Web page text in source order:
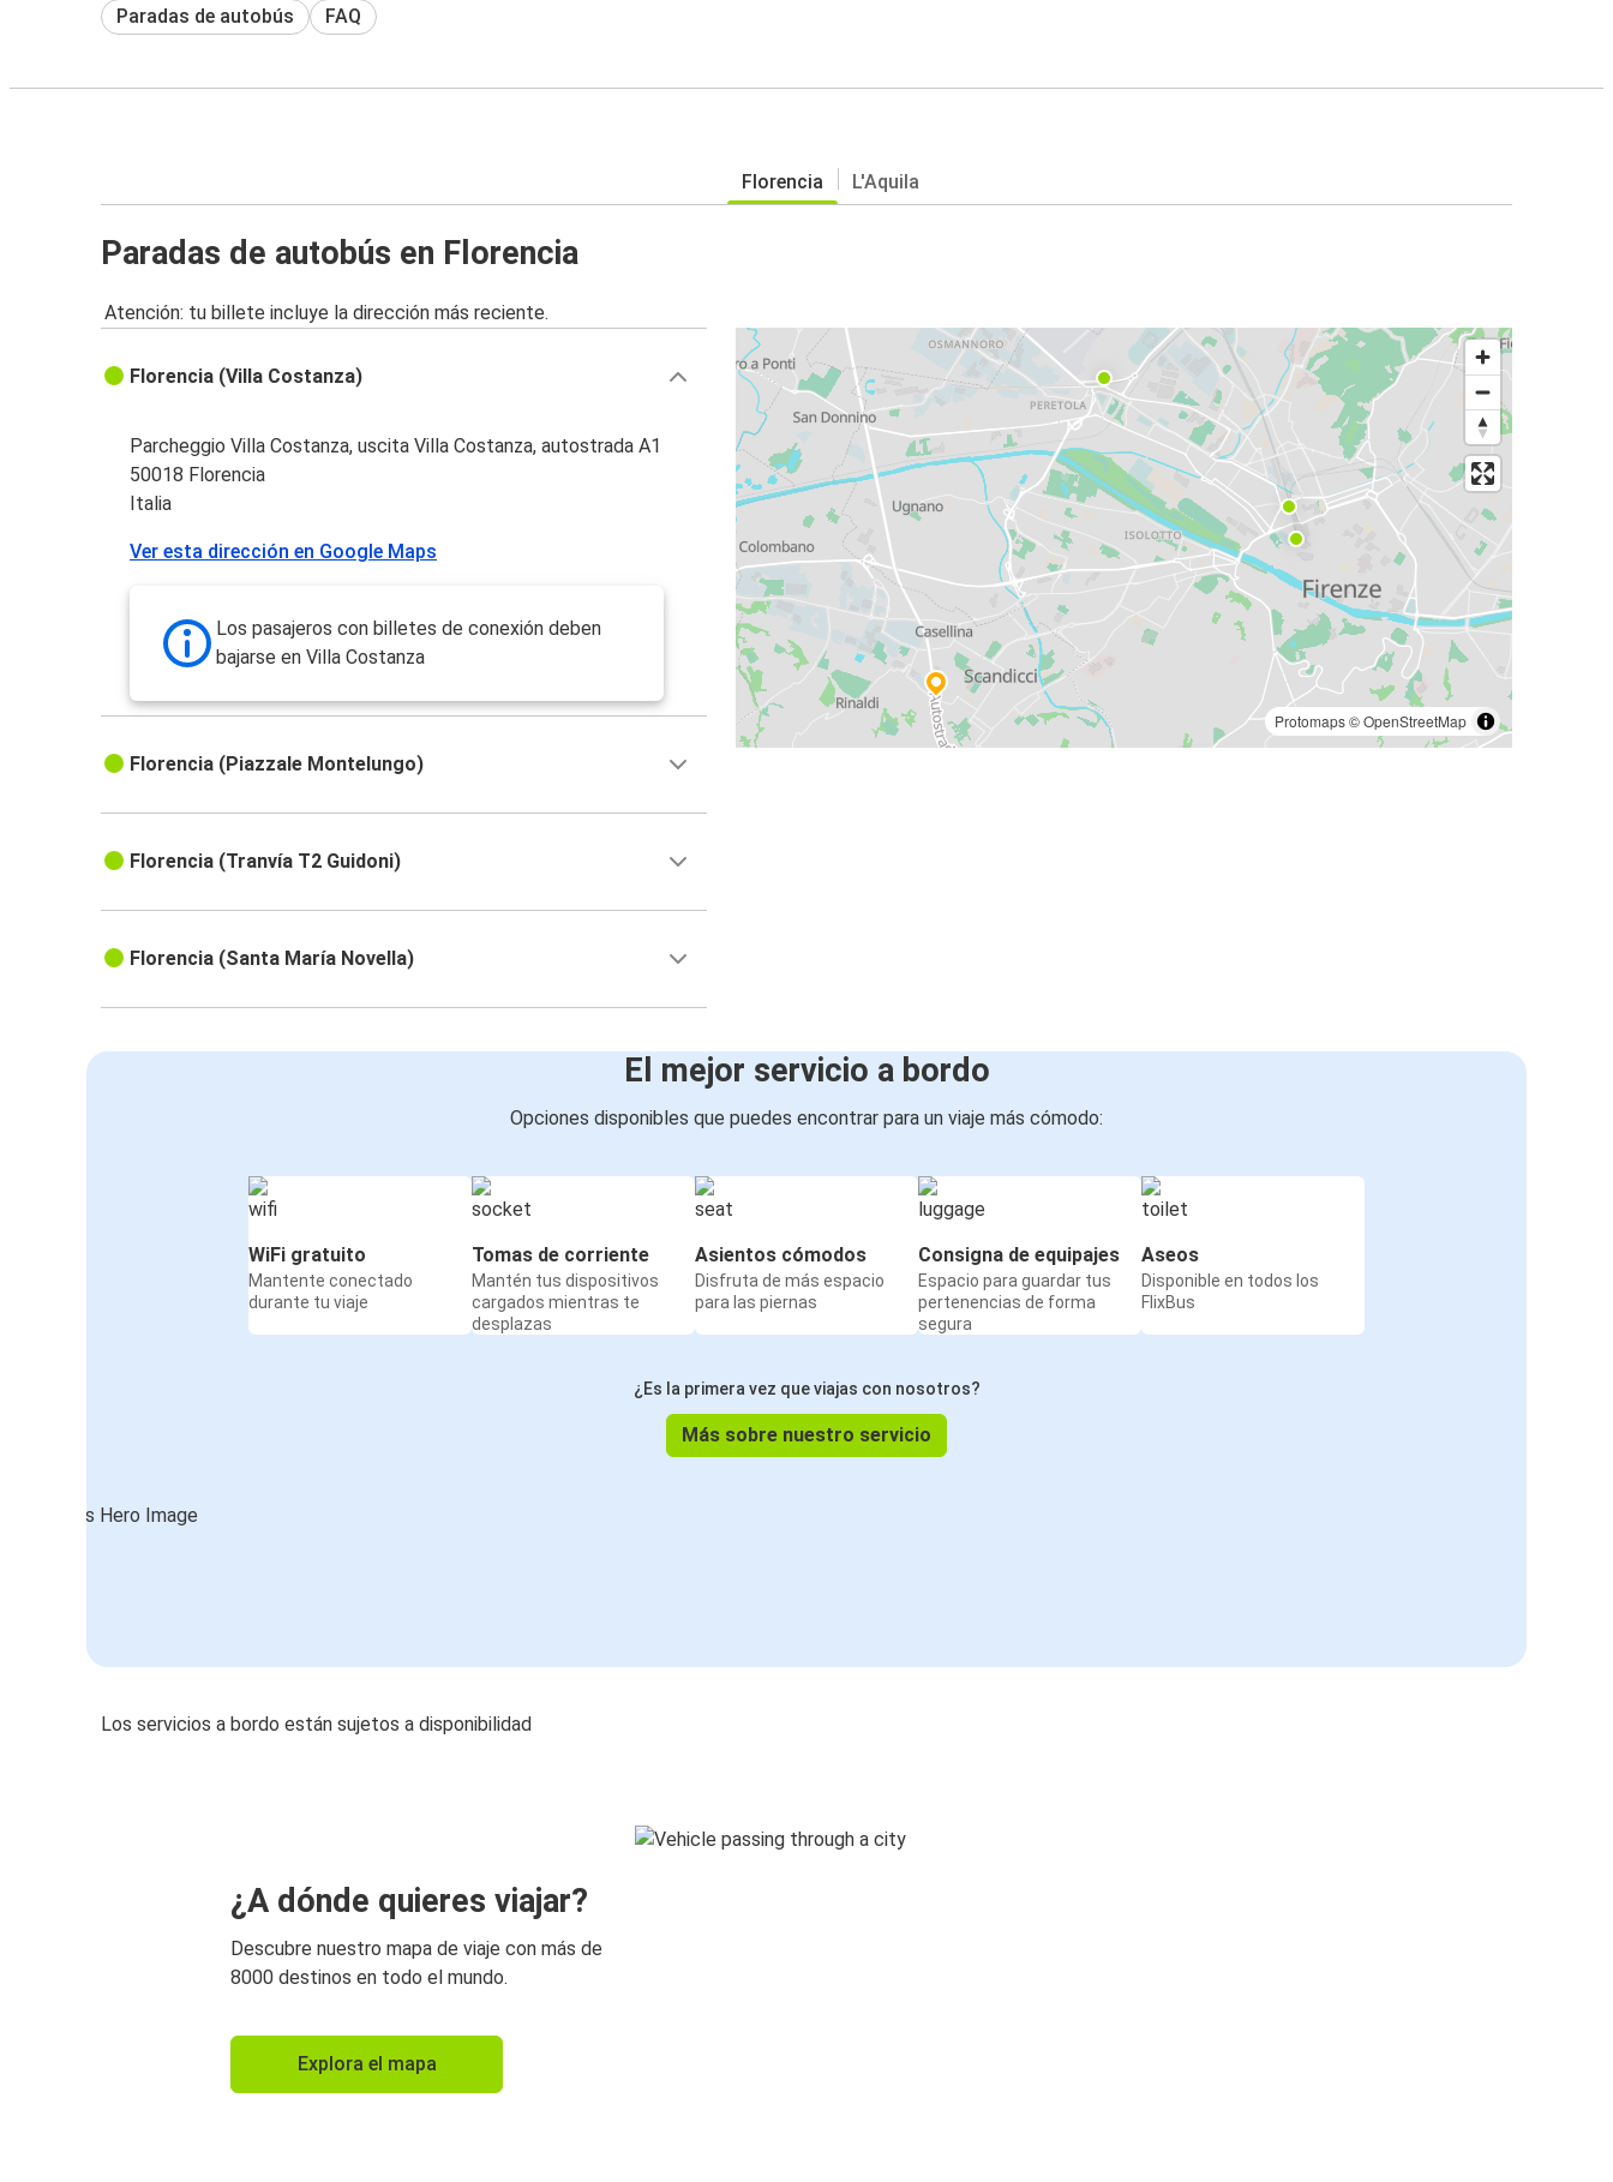
Paradas de autobús FAQ
Florencia L'Aquila
Paradas de autobús en Florencia
Atención: tu billete incluye la dirección más reciente.
Protomaps©OpenStreetMap
Florencia (Villa Costanza)
Parcheggio Villa Costanza, uscita Villa Costanza, autostrada A1
50018 Florencia
Italia
Ver esta dirección en Google Maps
Los pasajeros con billetes de conexión deben
bajarse en Villa Costanza
Florencia (Piazzale Montelungo)
Florencia (Tranvía T2 Guidoni)
Florencia (Santa María Novella)
El mejor servicio a bordo
Opciones disponibles que puedes encontrar para un viaje más cómodo:
WiFi gratuito
Mantente conectado
durante tu viaje
Tomas de corriente
Mantén tus dispositivos
cargados mientras te
desplazas
Asientos cómodos
Disfruta de más espacio
para las piernas
Consigna de equipajes
Espacio para guardar tus
pertenencias de forma
segura
Aseos
Disponible en todos los
FlixBus
¿Es la primera vez que viajas con nosotros?
Más sobre nuestro servicio
Los servicios a bordo están sujetos a disponibilidad
¿A dónde quieres viajar?
Descubre nuestro mapa de viaje con más de
8000 destinos en todo el mundo.
Explora el mapa